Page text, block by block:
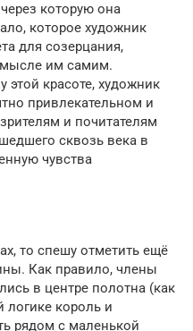
которую она
которое художник
для созерцания,
им самим.
этой красоте, художник
привлекательном и
и почитателям
сквозь века в
чувства
то спешу отметить ещё
Как правило, члены
в центре полотна (как
логике король и
рядом с маленькой